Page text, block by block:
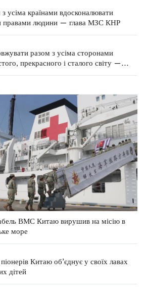
усіма країнами вдосконалювати
правами людини — глава МЗС КНР
разом з усіма сторонами
прекрасного і сталого світу —
ВМС Китаю вирушив на місію в
море
Китаю об’єднує у своїх лавах
дітей